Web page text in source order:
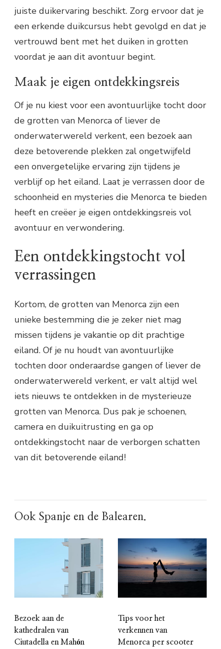
juiste duikervaring beschikt. Zorg ervoor dat je
een erkende duikcursus hebt gevolgd en dat je
vertrouwd bent met het duiken in grotten
voordat je aan dit avontuur begint.
Maak je eigen ontdekkingsreis
Of je nu kiest voor een avontuurlijke tocht door
de grotten van Menorca of liever de
onderwaterwereld verkent, een bezoek aan
deze betoverende plekken zal ongetwijfeld
een onvergetelijke ervaring zijn tijdens je
verblijf op het eiland. Laat je verrassen door de
schoonheid en mysteries die Menorca te bieden
heeft en creëer je eigen ontdekkingsreis vol
avontuur en verwondering.
Een ontdekkingstocht vol
verrassingen
Kortom, de grotten van Menorca zijn een
unieke bestemming die je zeker niet mag
missen tijdens je vakantie op dit prachtige
eiland. Of je nu houdt van avontuurlijke
tochten door onderaardse gangen of liever de
onderwaterwereld verkent, er valt altijd wel
iets nieuws te ontdekken in de mysterieuze
grotten van Menorca. Dus pak je schoenen,
camera en duikuitrusting en ga op
ontdekkingstocht naar de verborgen schatten
van dit betoverende eiland!
Ook Spanje en de Balearen.
Bezoek aan de
kathedralen van
Ciutadella en Mahón
Tips voor het
verkennen van
Menorca per scooter